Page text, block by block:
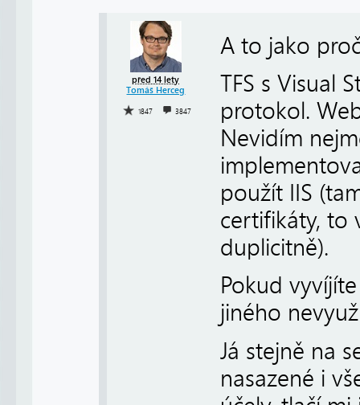
před 14 lety
Tomáš Herceg
1847 3847
A to jako
TFS s Visual
protokol.
Nevidím
použít IIS
certifikáty, to
duplicitně).
Pokud
jiného
Já stejně na
nasazené i